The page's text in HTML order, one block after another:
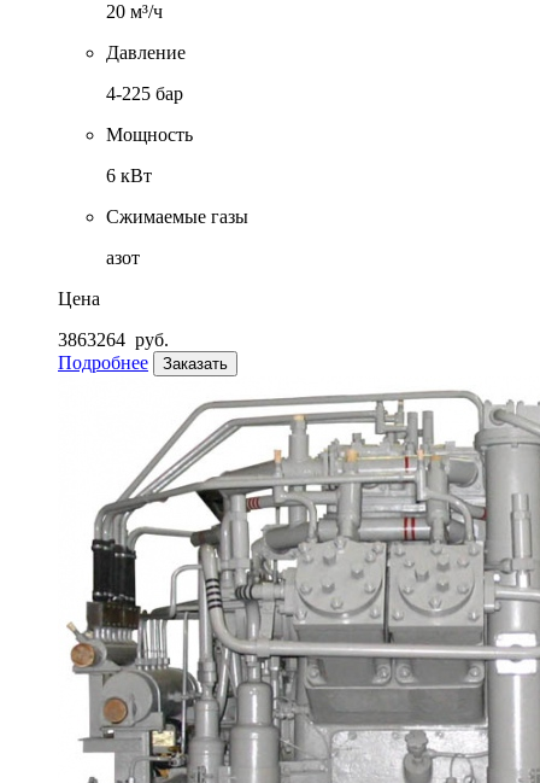
20 м³/ч
Давление
4-225 бар
Мощность
6 кВт
Сжимаемые газы
азот
Цена
3863264 руб.
Подробнее
Заказать